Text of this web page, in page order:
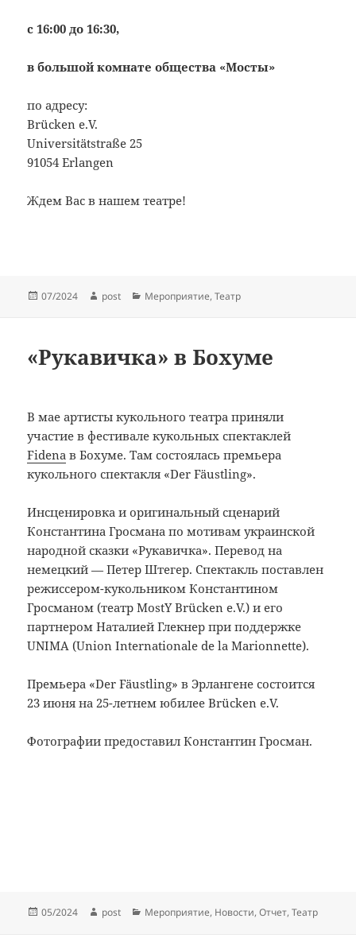
с 16:00 до 16:30,
в большой комнате общества «Мосты»
по адресу:
Brücken e.V.
Universitätstraße 25
91054 Erlangen
Ждем Вас в нашем театре!
Опубликовано
07/2024 Автор
post Рубрики
Мероприятие,Театр
«Рукавичка» в Бохуме
В мае артисты кукольного театра приняли
участие в фестивале кукольных спектаклей
Fidena в Бохуме. Там состоялась премьера
кукольного спектакля «Der Fäustling».
Инсценировка и оригинальный сценарий
Константина Гросмана по мотивам украинской
народной сказки «Рукавичка». Перевод на
немецкий — Петер Штегер. Спектакль поставлен
режиссером-кукольником Константином
Гросманом (театр MostY Brücken e.V.) и его
партнером Наталией Глекнер при поддержке
UNIMA (Union Internationale de la Marionnette).
Премьера «Der Fäustling» в Эрлангене состоится
23 июня на 25-летнем юбилее Brücken e.V.
Фотографии предоставил Константин Гросман.
Опубликовано
05/2024 Автор
post Рубрики
Мероприятие, Новости,Отчет,Театр